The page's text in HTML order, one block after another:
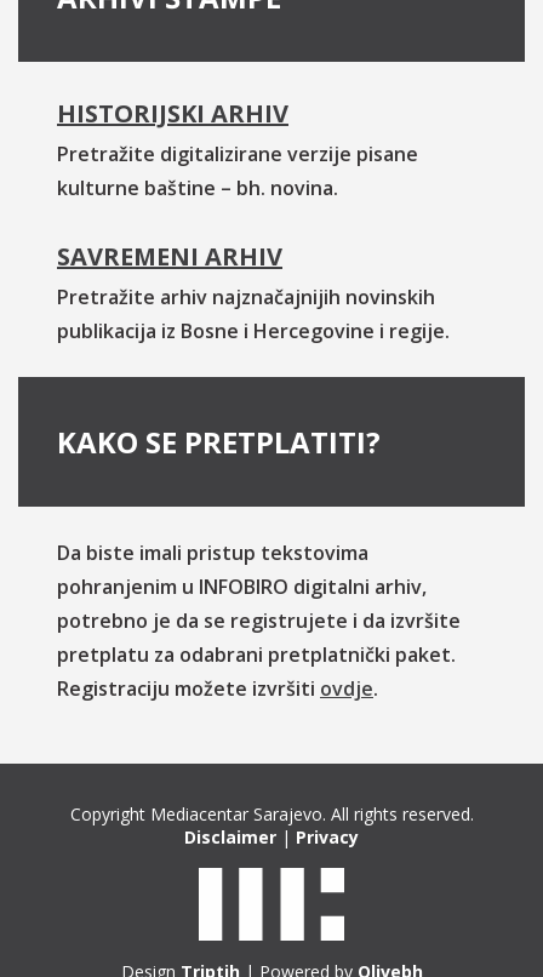
HISTORIJSKI ARHIV
Pretražite digitalizirane verzije pisane
kulturne baštine – bh. novina.
SAVREMENI ARHIV
Pretražite arhiv najznačajnijih novinskih
publikacija iz Bosne i Hercegovine i regije.
KAKO SE PRETPLATITI?
Da biste imali pristup tekstovima
pohranjenim u INFOBIRO digitalni arhiv,
potrebno je da se registrujete i da izvršite
pretplatu za odabrani pretplatnički paket.
Registraciju možete izvršiti ovdje.
Copyright Mediacentar Sarajevo. All rights reserved.
Disclaimer | Privacy
Design Triptih| Powered by Olivebh